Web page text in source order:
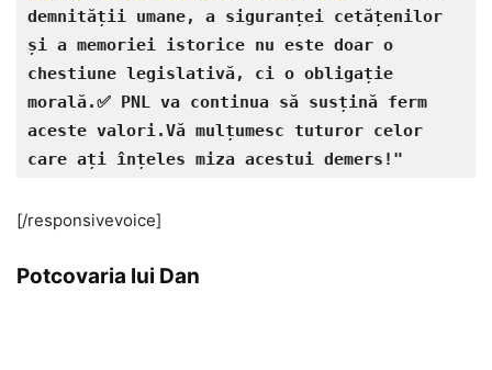
demnității umane, a siguranței cetățenilor
și a memoriei istorice nu este doar o
chestiune legislativă, ci o obligație
morală.✅️ PNL va continua să susțină ferm
aceste valori.Vă mulțumesc tuturor celor
care ați înțeles miza acestui demers!"
[/responsivevoice]
Potcovaria lui Dan